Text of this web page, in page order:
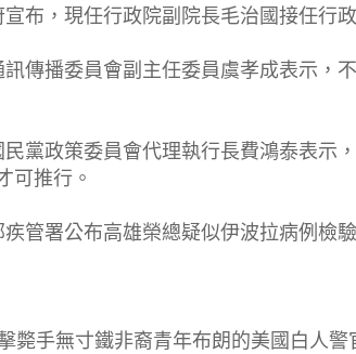
布，現任行政院副院長毛治國接任行
傳播委員會副主任委員虞孝成表示，
民黨政策委員會代理執行長費鴻泰表示
可推行。
管署公布高雄榮總疑似伊波拉病例檢
斃手無寸鐵非裔青年布朗的美國白人